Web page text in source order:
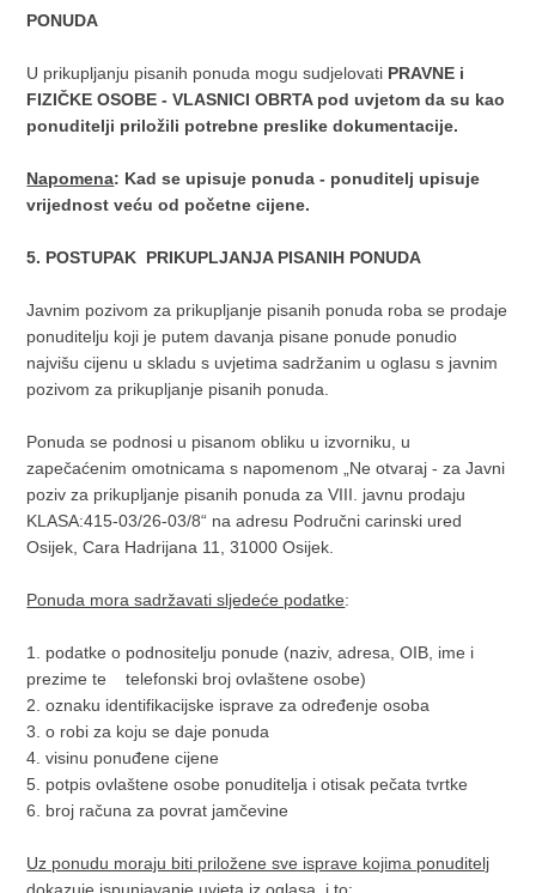
PONUDA
U prikupljanju pisanih ponuda mogu sudjelovati PRAVNE i
FIZIČKE OSOBE - VLASNICI OBRTA pod uvjetom da su kao
ponuditelji priložili potrebne preslike dokumentacije.
Napomena: Kad se upisuje ponuda - ponuditelj upisuje
vrijednost veću od početne cijene.
5. POSTUPAK PRIKUPLJANJA PISANIH PONUDA
Javnim pozivom za prikupljanje pisanih ponuda roba se prodaje
ponuditelju koji je putem davanja pisane ponude ponudio
najvišu cijenu u skladu s uvjetima sadržanim u oglasu s javnim
pozivom za prikupljanje pisanih ponuda.
Ponuda se podnosi u pisanom obliku u izvorniku, u
zapečaćenim omotnicama s napomenom „Ne otvaraj - za Javni
poziv za prikupljanje pisanih ponuda za VIII. javnu prodaju
KLASA:415-03/26-03/8“ na adresu Područni carinski ured
Osijek, Cara Hadrijana 11, 31000 Osijek.
Ponuda mora sadržavati sljedeće podatke:
1. podatke o podnositelju ponude (naziv, adresa, OIB, ime i
prezime te telefonski broj ovlaštene osobe)
2. oznaku identifikacijske isprave za određenje osoba
3. o robi za koju se daje ponuda
4. visinu ponuđene cijene
5. potpis ovlaštene osobe ponuditelja i otisak pečata tvrtke
6. broj računa za povrat jamčevine
Uz ponudu moraju biti priložene sve isprave kojima ponuditelj
dokazuje ispunjavanje uvjeta iz oglasa, i to: